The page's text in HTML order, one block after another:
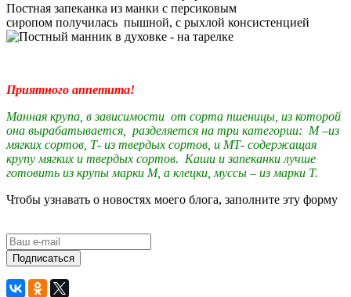
Постная запеканка из манки с персиковым
сиропом получилась пышной, с рыхлой консистенцией
Приятного аппетита!
Манная крупа, в зависимости от сорта пшеницы, из которой
она вырабатывается, разделяется на три категории: М –из
мягких сортов, Т- из твердых сортов, и МТ- содержащая
крупу мягких и твердых сортов. Каши и запеканки лучше
готовить из крупы марки М, а клецки, муссы – из марки Т.
Чтобы узнавать о новостях моего блога, заполните эту форму
Подписаться